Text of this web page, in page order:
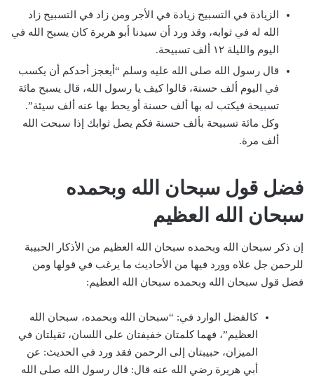
الزيادة في التسبيح زيادة في الأجر ومن زاد في التسبيح زاد
الله له في ثوابه، وقد ورد أن سيدنا أبو هريرة كان يسبح الله في
اليوم والليلة ١٢ ألف تسبيحة.
قال رسول الله صلى الله عليه وسلم “أيعجز أحدكم أن يكسب
في اليوم ألف حسنة، قالوا كيف يا رسول الله، قال يسبح مائة
تسبيحة فيكتب له بها ألف حسنة أو يحط بها عنه ألف سيئة”.
وكل مائة تسبيحة بألف حسنة فكم يصل ثوابك إذا سبحت الله
ألف مرة.
فضل قول سبحان الله وبحمده
سبحان الله العظيم
إن ذكر سبحان الله وبحمده سبحان الله العظيم من الأذكار الحبيبة
للرحمن جل علاه وورد فيها من الأحاديث ما يرغب في قولها ومن
فضل قول سبحان الله وبحمده سبحان الله العظيم:
كالفضل الوارد في: “سبحان الله وبحمده، سبحان الله
العظيم”، فهما كلمتان خفيفتان على اللسان، ثقيلتان في
الميزان، حبيبتان إلى الرحمن فقد ورد في الحديث: عن
أبي هريرة رضي الله عنه قال: قال رسول الله صلى الله